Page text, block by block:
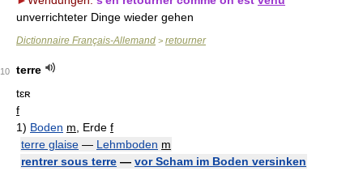
unverrichteter Dinge wieder gehen
Dictionnaire Français-Allemand > retourner
10
terre
tɛʀ
f
1) Boden m, Erde f
terre glaise — Lehmboden m
rentrer sous terre — vor Scham im Boden versinken